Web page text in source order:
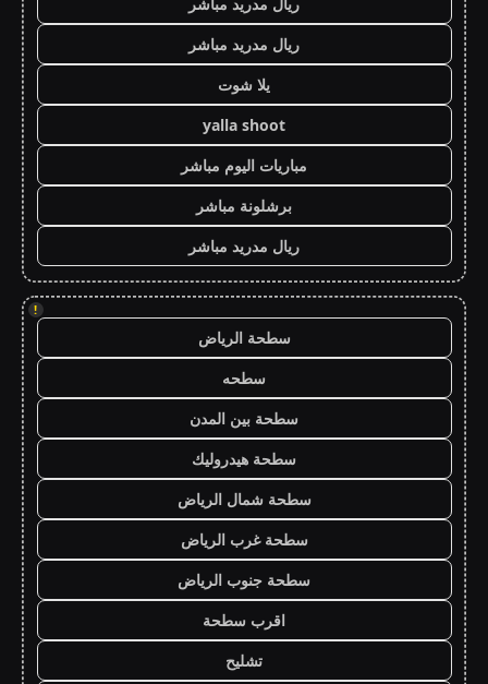
ريال مدريد مباشر
يلا شوت
yalla shoot
مباريات اليوم مباشر
برشلونة مباشر
ريال مدريد مباشر
!
سطحة الرياض
سطحه
سطحة بين المدن
سطحة هيدروليك
سطحة شمال الرياض
سطحة غرب الرياض
سطحة جنوب الرياض
اقرب سطحة
تشليح